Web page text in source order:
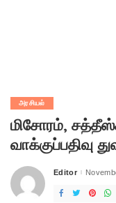
அரசியல்
மிசோரம்,
வாக்குப்பதிவு
Posted
Editor